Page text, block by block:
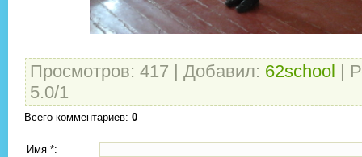
Просмотров: 417 Добавил: 62school
5.0/1
Всего комментариев: 0
Имя *: